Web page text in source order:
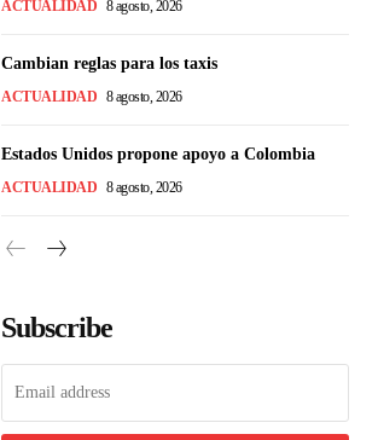
ACTUALIDAD 8 agosto, 2026
Cambian reglas para los taxis
ACTUALIDAD 8 agosto, 2026
Estados Unidos propone apoyo a Colombia
ACTUALIDAD 8 agosto, 2026
Subscribe